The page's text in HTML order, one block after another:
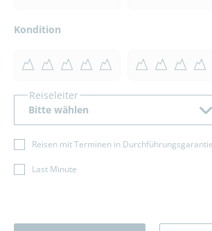
Kondition
Reiseleiter
Bitte wählen
Reisen mit Terminen in Durchführungsgarantie
Last Minute